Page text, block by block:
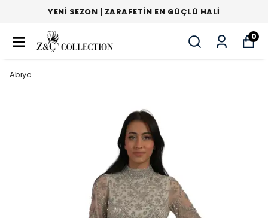
YENI SEZON | ZARAFETIN EN GÜÇLÜ HALI
0
Abiye